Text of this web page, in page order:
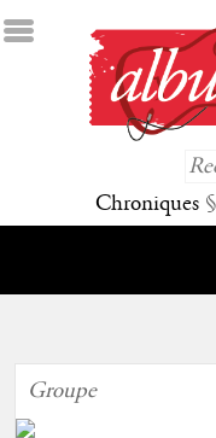
Chroniques §
Groupe